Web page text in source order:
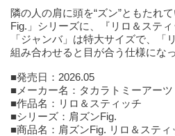
隣の人の肩に頭を“ズン”ともたれ
Fig.」シリーズに、『リロ＆スティ
「ジャンバ」は特大サイズで、「
組み合わせると目が合う仕様にな
■発売日：2026.05
■メーカー名：タカラトミーアーツ
■作品名：リロ＆スティッチ
■シリーズ：肩ズンFig.
■商品名：肩ズンFig. リロ＆スティ